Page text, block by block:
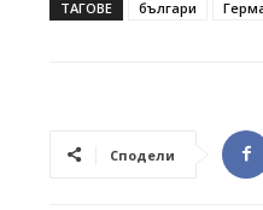
ТАГОВЕ българи
Сподели